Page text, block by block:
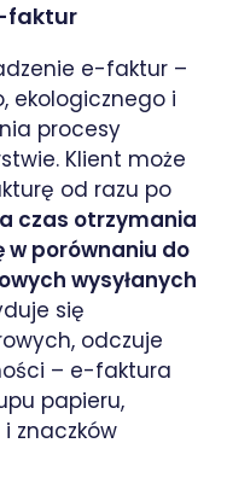
faktur
e-faktur –
ekologicznego i
procesy
Klient może
od razu po
czas otrzymania
w porównaniu do
wysyłanych
się
odczuje
– e-faktura
papieru,
znaczków